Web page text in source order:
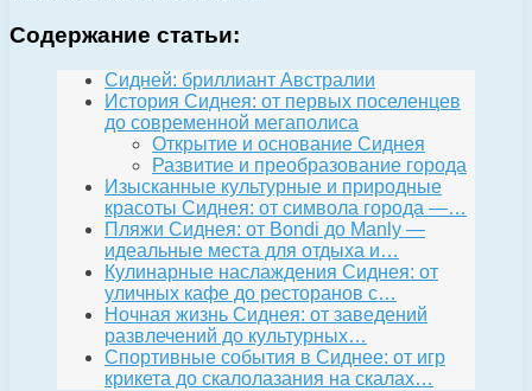
Содержание статьи:
Сидней: бриллиант Австралии
История Сиднея: от первых поселенцев
до современной мегаполиса
Открытие и основание Сиднея
Развитие и преобразование города
Изысканные культурные и природные
красоты Сиднея: от символа города —…
Пляжи Сиднея: от Bondi до Manly —
идеальные места для отдыха и…
Кулинарные наслаждения Сиднея: от
уличных кафе до ресторанов с…
Ночная жизнь Сиднея: от заведений
развлечений до культурных…
Спортивные события в Сиднее: от игр
крикета до скалолазания на скалах…